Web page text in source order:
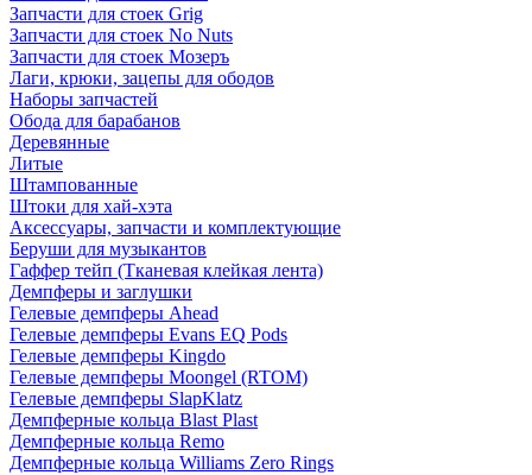
Запчасти для стоек Grig
Запчасти для стоек No Nuts
Запчасти для стоек Мозеръ
Лаги, крюки, зацепы для ободов
Наборы запчастей
Обода для барабанов
Деревянные
Литые
Штампованные
Штоки для хай-хэта
Аксессуары, запчасти и комплектующие
Беруши для музыкантов
Гаффер тейп (Тканевая клейкая лента)
Демпферы и заглушки
Гелевые демпферы Ahead
Гелевые демпферы Evans EQ Pods
Гелевые демпферы Kingdo
Гелевые демпферы Moongel (RTOM)
Гелевые демпферы SlapKlatz
Демпферные кольца Blast Plast
Демпферные кольца Remo
Демпферные кольца Williams Zero Rings